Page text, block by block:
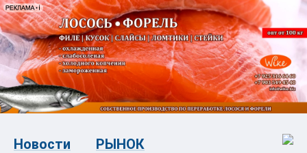
Новости
РЫНОК